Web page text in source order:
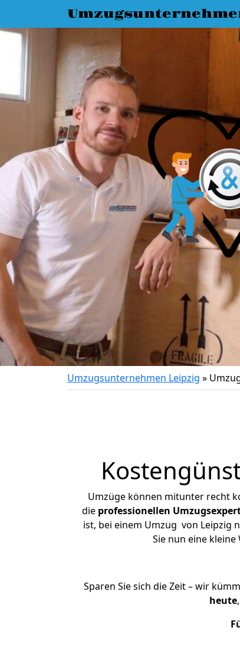
Umzugsunternehmen Leipzig »
Umzüge können mitunter recht
die professionellen
ist, bei einem Umzug von Leipzig
Sie nun eine
Sparen Sie sich die Zeit – wir
heute